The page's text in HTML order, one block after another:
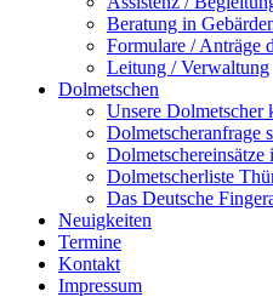
Beratung in
Formulare / Anträge
Leitung / Verwaltung
Dolmetschen
Unsere Dolmetscher
Dolmetscheranfrage
Dolmetscherliste
Das Deutsche
Neuigkeiten
Termine
Kontakt
Impressum